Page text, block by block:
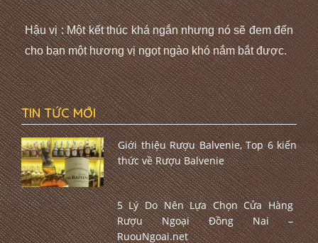
Hậu vị : Một kết thúc khá ngắn nhưng nó sẽ đem đến
cho bạn một hương vị ngọt ngào khó nắm bắt được.
TIN TỨC MỚI
Giới thiệu Rượu Balvenie, Top 6 kiến
thức về Rượu Balvenie
5 Lý Do Nên Lựa Chọn Cửa Hàng
Rượu Ngoại Đồng Nai –
RuouNgoai.net